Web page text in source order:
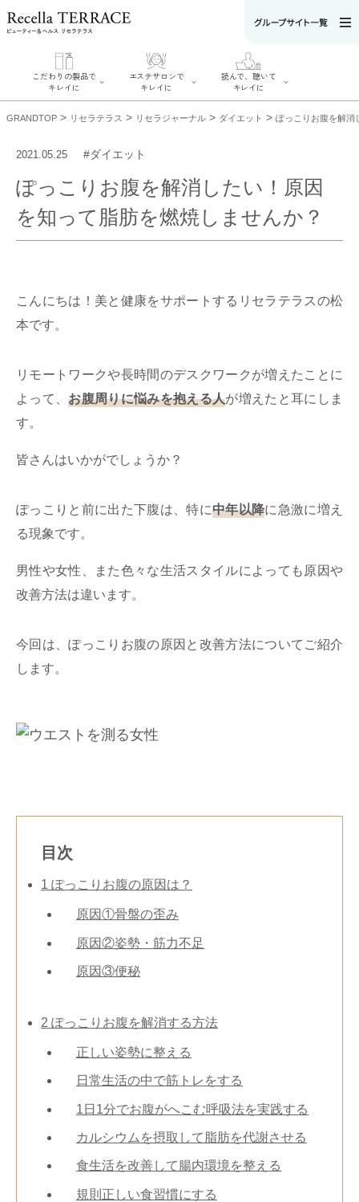
こだわりの製品で
キレイに
こだわりの製品
でキレイに
SERIES#01 私た
ちについて
いて
エステサロンで
キレイに
エステサロンで
キレイに
リフティング認
定者在籍サロン
リフティング認
定とは？
読んで、聴いて
キレイに
読んで、聴いてキ
レイに
ル
お悩みから記事
言
コラム
GRANDTOP > リセラテラス > リセラジャーナル > ダイエット > ぽっこりお腹を解消
2021.05.25 #ダイエット
ぽっこりお腹を解消したい！原因
を知って脂肪を燃焼しませんか？
こんにちは！美と健康をサポートするリセラテラスの松
本です。
リモートワークや長時間のデスクワークが増えたことに
よって、お腹周りに悩みを抱える人が増えたと耳にしま
す。
皆さんはいかがでしょうか？
ぽっこりと前に出た下腹は、特に中年以降に急激に増え
る現象です。
男性や女性、また色々な生活スタイルによっても原因や
改善方法は違います。
今回は、ぽっこりお腹の原因と改善方法についてご紹介
します。
目次
1 ぽっこりお腹の原因は？
原因①骨盤の歪み
原因②姿勢・筋力不足
原因③便秘
2 ぽっこりお腹を解消する方法
正しい姿勢に整える
日常生活の中で筋トレをする
1日1分でお腹がへこむ呼吸法を実践する
カルシウムを摂取して脂肪を代謝させる
食生活を改善して腸内環境を整える
規則正しい食習慣にする